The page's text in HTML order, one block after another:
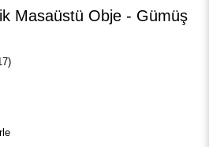
Masaüstü Obje - Gümüş